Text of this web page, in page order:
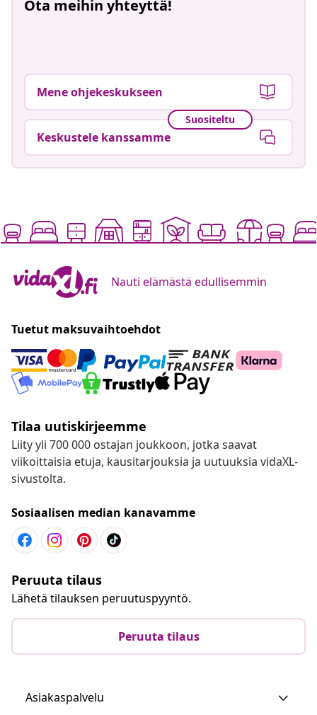
Ota meihin yhteyttä!
Mene ohjekeskukseen
Suositeltu
Keskustele kanssamme
Nauti elämästä edullisemmin
Tuetut maksuvaihtoehdot
Tilaa uutiskirjeemme
Liity yli 700 000 ostajan joukkoon, jotka saavat
viikoittaisia etuja, kausitarjouksia ja uutuuksia vidaXL-
sivustolta.
Sosiaalisen median kanavamme
Peruuta tilaus
Lähetä tilauksen peruutuspyyntö.
Peruuta tilaus
Asiakaspalvelu